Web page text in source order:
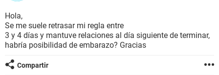
BIENESTAR
SEXUALIDAD
GLOSARIO
Hola,
Se me suele retrasar mi regla entre
3 y 4 días y mantuve relaciones al día siguiente de terminar,
habría posibilidad de embarazo? Gracias
Compartir